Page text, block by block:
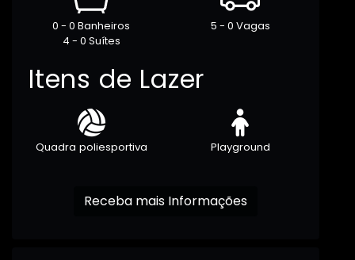
0 - 0 Banheiros
4 - 0 Suítes
5 - 0 Vagas
Itens de Lazer
Quadra poliesportiva Playground
Receba mais Informações